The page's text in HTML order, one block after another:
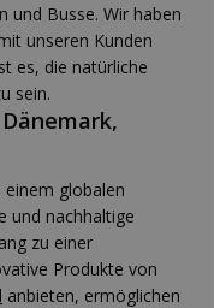
und Busse. Wir haben
unseren Kunden
es, die natürliche
sein.
einem globalen
und nachhaltige
zu einer
Produkte von
anbieten, ermöglichen